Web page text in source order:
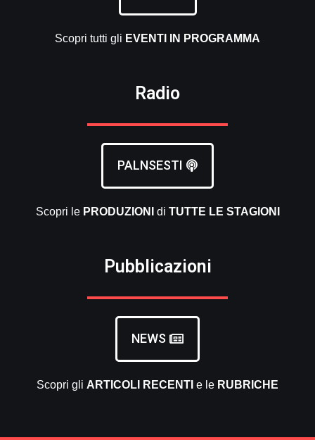
Scopri tutti gli EVENTI IN PROGRAMMA
Radio
PALNSESTI
Scopri le PRODUZIONI di TUTTE LE STAGIONI
Pubblicazioni
NEWS
Scopri gli ARTICOLI RECENTI e le RUBRICHE